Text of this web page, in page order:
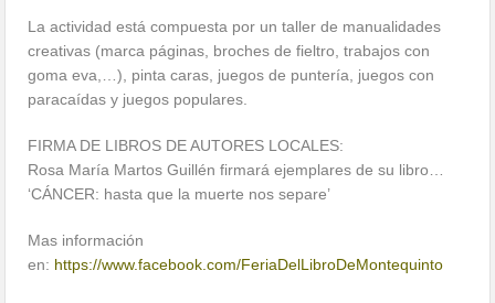
La actividad está compuesta por un taller de manualidades
creativas (marca páginas, broches de fieltro, trabajos con
goma eva,…), pinta caras, juegos de puntería, juegos con
paracaídas y juegos populares.
FIRMA DE LIBROS DE AUTORES LOCALES:
Rosa María Martos Guillén firmará ejemplares de su libro…
‘CÁNCER: hasta que la muerte nos separe’
Mas información
en: https://www.facebook.com/FeriaDelLibroDeMontequinto